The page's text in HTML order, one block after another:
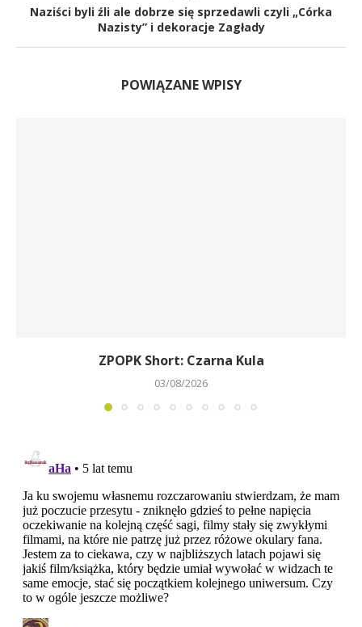
Naziści byli źli ale dobrze się sprzedawli czyli „Córka
Nazisty” i dekoracje Zagłady
POWIĄZANE WPISY
ZPOPK Short: Czarna Kula
03/08/2026